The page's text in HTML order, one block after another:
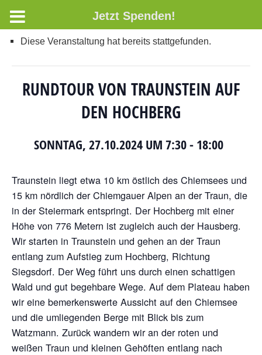
Diese Veranstaltung hat bereits stattgefunden.
RUNDTOUR VON TRAUNSTEIN AUF
DEN HOCHBERG
SONNTAG, 27.10.2024 UM 7:30- 18:00
Traunstein liegt etwa 10 km östlich des Chiemsees und
15 km nördlich der Chiemgauer Alpen an der Traun, die
in der Steiermark entspringt. Der Hochberg mit einer
Höhe von 776 Metern ist zugleich auch der Hausberg.
Wir starten in Traunstein und gehen an der Traun
entlang zum Aufstieg zum Hochberg, Richtung
Siegsdorf. Der Weg führt uns durch einen schattigen
Wald und gut begehbare Wege. Auf dem Plateau haben
wir eine bemerkenswerte Aussicht auf den Chiemsee
und die umliegenden Berge mit Blick bis zum
Watzmann. Zurück wandern wir an der roten und
weißen Traun und kleinen Gehöften entlang nach
Jetzt Spenden!